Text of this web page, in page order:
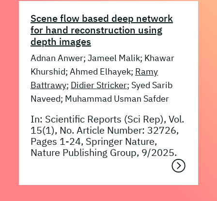
Scene flow based deep network
for hand reconstruction using
depth images
Adnan Anwer; Jameel Malik; Khawar
Khurshid; Ahmed Elhayek; Ramy
Battrawy; Didier Stricker; Syed Sarib
Naveed; Muhammad Usman Safder
In: Scientific Reports (Sci Rep), Vol.
15(1), No. Article Number: 32726,
Pages 1-24, Springer Nature,
Nature Publishing Group, 9/2025.